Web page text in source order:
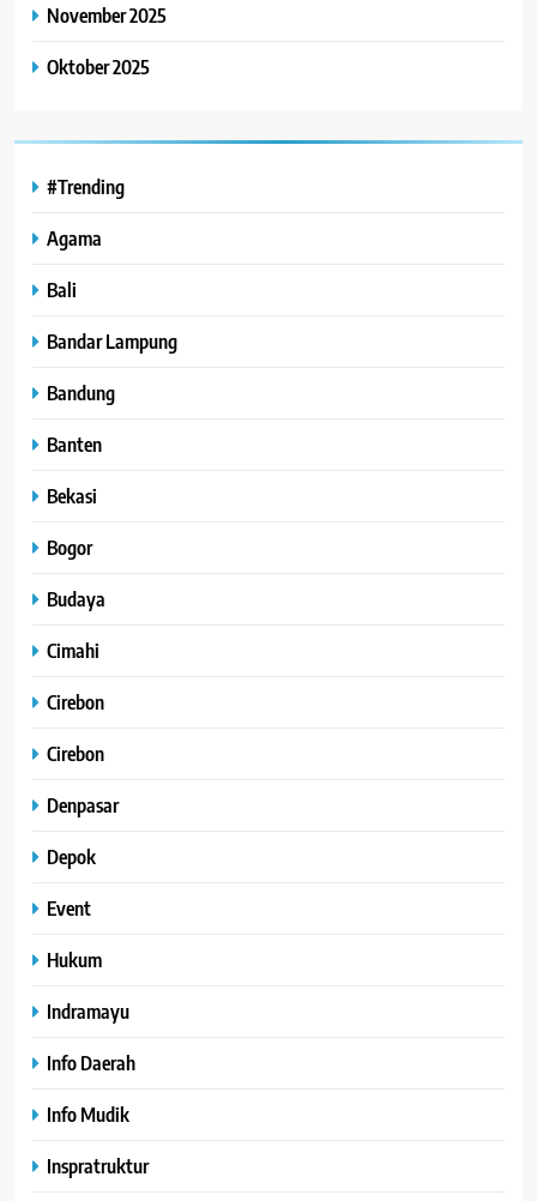
November 2025
Oktober 2025
#Trending
Agama
Bali
Bandar Lampung
Bandung
Banten
Bekasi
Bogor
Budaya
Cimahi
Cirebon
Cirebon
Denpasar
Depok
Event
Hukum
Indramayu
Info Daerah
Info Mudik
Inspratruktur